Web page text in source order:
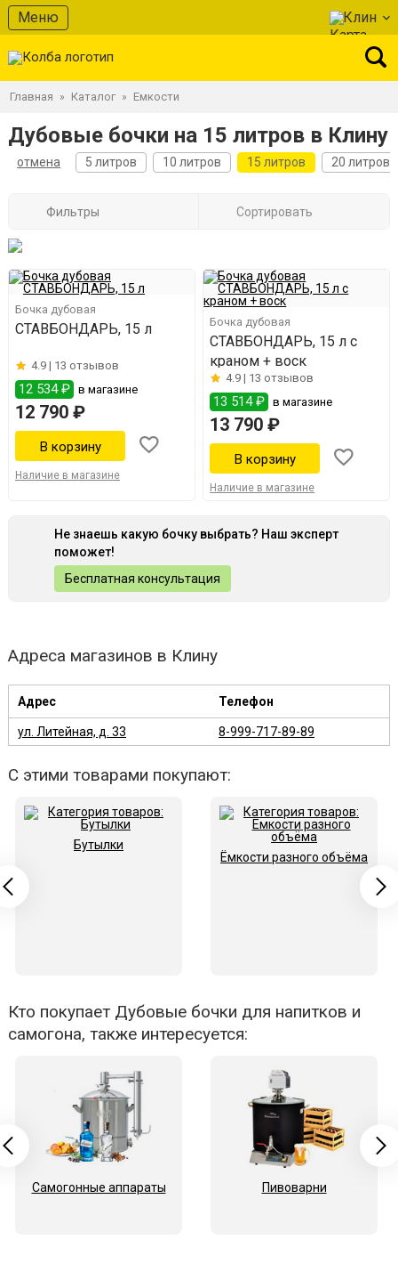
Меню Клин
Главная » Каталог » Емкости
Дубовые бочки на 15 литров в Клину
отмена 5 литров 10 литров 15 литров 20 литров
Фильтры Сортировать
Бочка дубовая
СТАВБОНДАРЬ, 15 л
4.9 | 13 отзывов
12 534 ₽ в магазине
12 790 ₽
Наличие в магазине
Бочка дубовая
СТАВБОНДАРЬ, 15 л с
краном + воск
4.9 | 13 отзывов
13 514 ₽ в магазине
13 790 ₽
Наличие в магазине
Не знаешь какую бочку выбрать? Наш эксперт
поможет!
Бесплатная консультация
Адреса магазинов в Клину
Адрес Телефон
ул. Литейная, д. 33 8-999-717-89-89
С этими товарами покупают:
Бутылки
Ёмкости разного объёма
Кто покупает Дубовые бочки для напитков и
самогона, также интересуется:
Самогонные аппараты Пивоварни